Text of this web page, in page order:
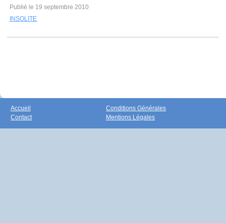
Publié le 19 septembre 2010
INSOLITE
Accueil
Contact
Conditions Générales
Mentions Légales